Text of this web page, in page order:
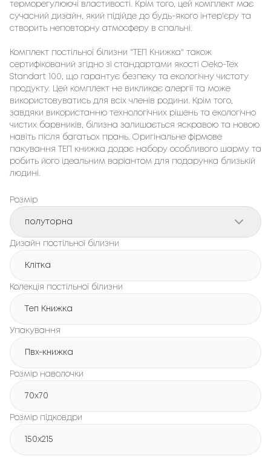
терморегулюючі властивості. Крім того, цей комплект має
сучасний дизайн, який підійде до будь-якого інтер'єру та
створить неповторну атмосферу в спальні.
Комплект постільної білизни "ТЕП Книжка" також
сертифікований згідно зі стандартами якості Oeko-Tex
Standart 100, що гарантує безпеку та екологічну чистоту
продукту. Цей комплект не викликає алергії та може
використовуватись для всіх членів родини. Крім того,
завдяки використанню технологічних рішень та екологічно
чистих барвників, білизна залишається яскравою та новою
навіть після багатьох прань. Оригінальне фірмове
пакування ТЕП книжка додає набору особливого шарму та
робить його ідеальним варіантом для подарунка близькій
людині.
Розмір
полуторна
Дизайн постільної білизни
Клітка
Колекція постільної білизни
Теп Книжка
Упакування
Пвх-книжка
Розмір наволочки
70x70
Розмір підковдри
150х215